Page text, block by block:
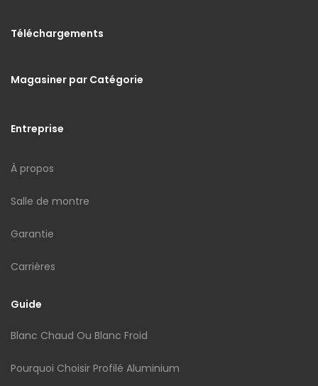
Téléchargements
Magasiner par Catégorie
Entreprise
À propos
Salle de montre
Garantie
Carrières
Guide
Blanc Chaud Ou Blanc Froid
Pourquoi Choisir Profilé Aluminium